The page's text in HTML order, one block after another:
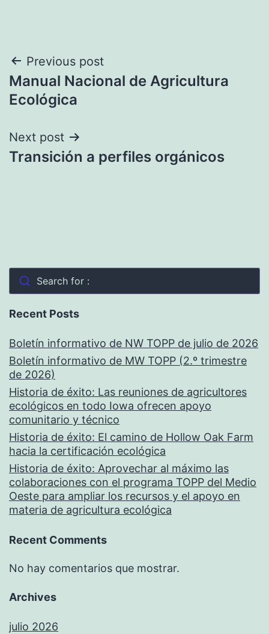
Navegación
de
Previous post
Manual Nacional de Agricultura
Ecológica
Next post
Transición a perfiles orgánicos
Search for :
Recent Posts
Boletín informativo de NW TOPP de julio de 2026
Boletín informativo de MW TOPP (2.º trimestre
de 2026)
Historia de éxito: Las reuniones de agricultores
ecológicos en todo Iowa ofrecen apoyo
comunitario y técnico
Historia de éxito: El camino de Hollow Oak Farm
hacia la certificación ecológica
Historia de éxito: Aprovechar al máximo las
colaboraciones con el programa TOPP del Medio
Oeste para ampliar los recursos y el apoyo en
materia de agricultura ecológica
Recent Comments
No hay comentarios que mostrar.
Archives
julio 2026